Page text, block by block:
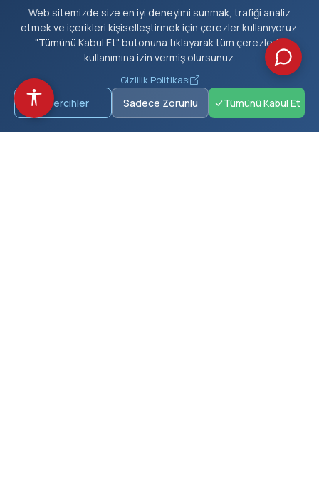
Web sitemizde size en iyi deneyimi sunmak, trafiği analiz
etmek ve içerikleri kişiselleştirmek için çerezler kullanıyoruz.
"Tümünü Kabul Et" butonuna tıklayarak tüm çerezlerin
kullanımına izin vermiş olursunuz.
Gizlilik Politikası
Tercihler Sadece Zorunlu Tümünü Kabul Et
Meclis Üyeleri
E-Belediye
Borç Sorgula
Nikah Randevu